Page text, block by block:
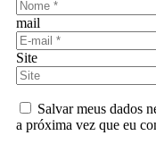
mail
Site
Salvar meus dados
a próxima vez que eu